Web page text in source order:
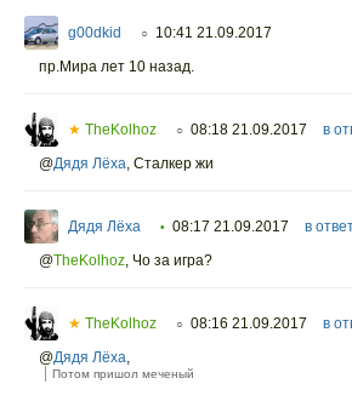
g00dkid ○ 10:41 21.09.2017
пр.Мира лет 10 назад.
★ TheKolhoz ○ 08:18 21.09.2017 в
@Дядя Лёха, Сталкер жи
Дядя Лёха • 08:17 21.09.2017 в
@TheKolhoz, Чо за игра?
★ TheKolhoz ○ 08:16 21.09.2017 в
@Дядя Лёха,
Потом пришол меченый